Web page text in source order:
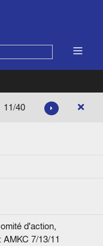
11/40
d'action,
7/13/11